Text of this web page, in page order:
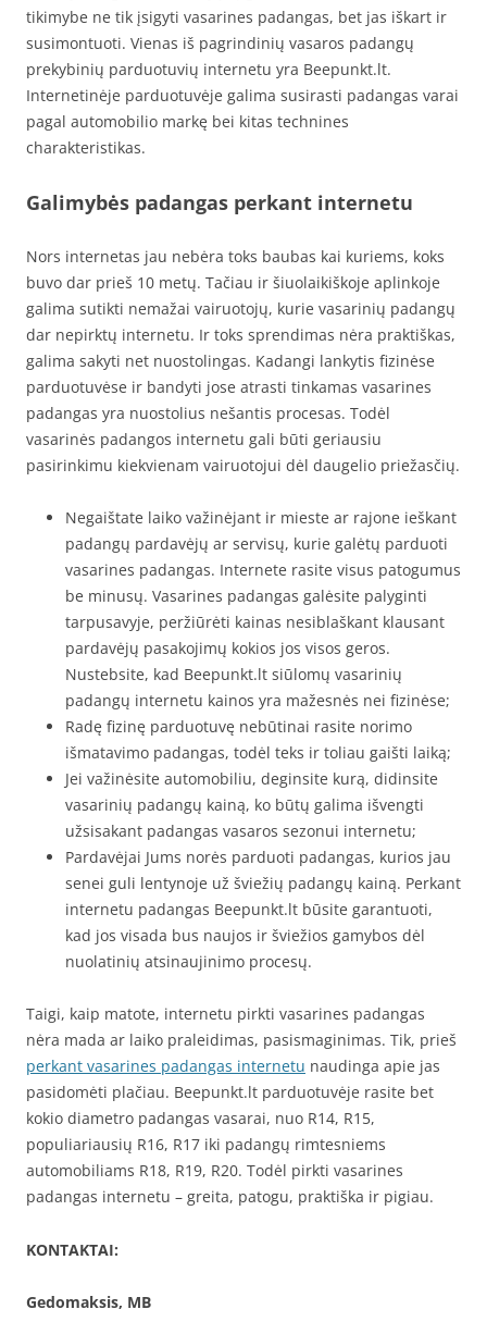
tikimybe ne tik įsigyti vasarines padangas, bet jas iškart ir
susimontuoti. Vienas iš pagrindinių vasaros padangų
prekybinių parduotuvių internetu yra Beepunkt.lt.
Internetinėje parduotuvėje galima susirasti padangas varai
pagal automobilio markę bei kitas technines
charakteristikas.
Galimybės padangas perkant internetu
Nors internetas jau nebėra toks baubas kai kuriems, koks
buvo dar prieš 10 metų. Tačiau ir šiuolaikiškoje aplinkoje
galima sutikti nemažai vairuotojų, kurie vasarinių padangų
dar nepirktų internetu. Ir toks sprendimas nėra praktiškas,
galima sakyti net nuostolingas. Kadangi lankytis fizinėse
parduotuvėse ir bandyti jose atrasti tinkamas vasarines
padangas yra nuostolius nešantis procesas. Todėl
vasarinės padangos internetu gali būti geriausiu
pasirinkimu kiekvienam vairuotojui dėl daugelio priežasčių.
Negaištate laiko važinėjant ir mieste ar rajone ieškant
padangų pardavėjų ar servisų, kurie galėtų parduoti
vasarines padangas. Internete rasite visus patogumus
be minusų. Vasarines padangas galėsite palyginti
tarpusavyje, peržiūrėti kainas nesiblaškant klausant
pardavėjų pasakojimų kokios jos visos geros.
Nustebsite, kad Beepunkt.lt siūlomų vasarinių
padangų internetu kainos yra mažesnės nei fizinėse;
Radę fizinę parduotuvę nebūtinai rasite norimo
išmatavimo padangas, todėl teks ir toliau gaišti laiką;
Jei važinėsite automobiliu, deginsite kurą, didinsite
vasarinių padangų kainą, ko būtų galima išvengti
užsisakant padangas vasaros sezonui internetu;
Pardavėjai Jums norės parduoti padangas, kurios jau
senei guli lentynoje už šviežių padangų kainą. Perkant
internetu padangas Beepunkt.lt būsite garantuoti,
kad jos visada bus naujos ir šviežios gamybos dėl
nuolatinių atsinaujinimo procesų.
Taigi, kaip matote, internetu pirkti vasarines padangas
nėra mada ar laiko praleidimas, pasismaginimas. Tik, prieš
perkant vasarines padangas internetu naudinga apie jas
pasidomėti plačiau. Beepunkt.lt parduotuvėje rasite bet
kokio diametro padangas vasarai, nuo R14, R15,
populiariausių R16, R17 iki padangų rimtesniems
automobiliams R18, R19, R20. Todėl pirkti vasarines
padangas internetu – greita, patogu, praktiška ir pigiau.
KONTAKTAI:
Gedomaksis, MB